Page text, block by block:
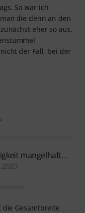
So war ich
die denn an den
eher so aus,
der Fall, bei der
mangelhaft. .
Gesamtbreite